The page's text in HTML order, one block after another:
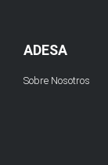
ADESA
Sobre Nosotros